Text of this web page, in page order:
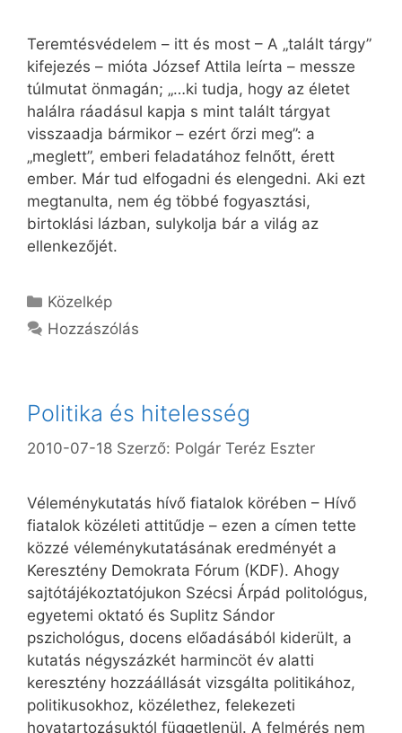
Teremtésvédelem – itt és most – A „talált tárgy”
kifejezés – mióta József Attila leírta – messze
túlmutat önmagán; „…ki tudja, hogy az életet
halálra ráadásul kapja s mint talált tárgyat
visszaadja bármikor – ezért őrzi meg”: a
„meglett”, emberi feladatához felnőtt, érett
ember. Már tud elfogadni és elengedni. Aki ezt
megtanulta, nem ég többé fogyasztási,
birtoklási lázban, sulykolja bár a világ az
ellenkezőjét.
Kategória
Közelkép
Hozzászólás
Politika és hitelesség
2010-07-18 Szerző: Polgár Teréz Eszter
Véleménykutatás hívő fiatalok körében – Hívő
fiatalok közéleti attitűdje – ezen a címen tette
közzé véleménykutatásának eredményét a
Keresztény Demokrata Fórum (KDF). Ahogy
sajtótájékoztatójukon Szécsi Árpád politológus,
egyetemi oktató és Suplitz Sándor
pszichológus, docens előadásából kiderült, a
kutatás négyszázkét harmincöt év alatti
keresztény hozzáállását vizsgálta politikához,
politikusokhoz, közélethez, felekezeti
hovatartozásuktól függetlenül. A felmérés nem